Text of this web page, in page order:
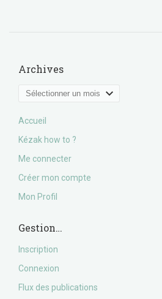
Archives
Archives
Accueil
Kézak how to ?
Me connecter
Créer mon compte
Mon Profil
Gestion…
Inscription
Connexion
Flux des publications